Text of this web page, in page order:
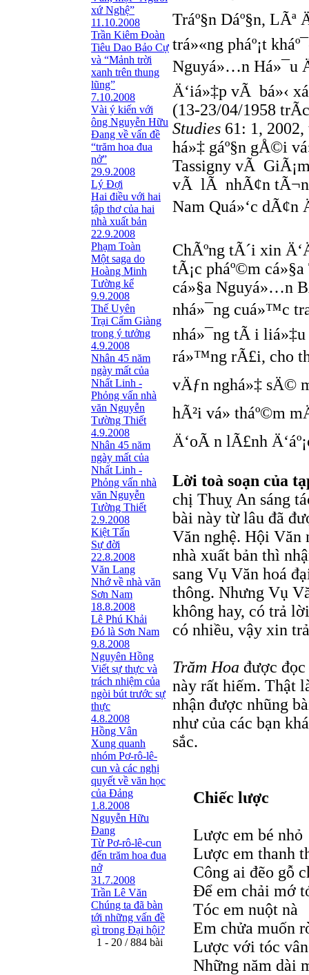
xứ Nghệ”
11.10.2008
Trần Kiêm Đoàn
Tiêu Dao Bảo Cự
và “Mảnh trời
xanh trên thung
lũng”
7.10.2008
Vài ý kiến với
ông Nguyễn Hữu
Đang về vấn đề
“trăm hoa đua
nở”
29.9.2008
Lý Đợi
Hai điều với hai
tập thơ của hai
nhà xuất bản
22.9.2008
Phạm Toàn
Một saga do
Hoàng Minh
Tường kể
9.9.2008
Thế Uyên
Trại Cẩm Giàng
trong ý tưởng
4.9.2008
Nhân 45 năm
ngày mất của
Nhất Linh -
Phỏng vấn nhà
văn Nguyễn
Tường Thiết
4.9.2008
Nhân 45 năm
ngày mất của
Nhất Linh -
Phỏng vấn nhà
văn Nguyễn
Tường Thiết
2.9.2008
Kiệt Tấn
Sự đời
22.8.2008
Văn Lang
Nhớ về nhà văn
Sơn Nam
18.8.2008
Lê Phú Khải
Đó là Sơn Nam
9.8.2008
Nguyên Hồng
Viết sự thực và
trách nhiệm của
ngòi bút trước sự
thực
4.8.2008
Hồng Vân
Xung quanh
nhóm Pơ-rô-lê-
cun và các nghị
quyết về văn học
của Đảng
1.8.2008
Nguyễn Hữu
Đang
Từ Pơ-rô-lê-cun
đến trăm hoa đua
nở
31.7.2008
Trần Lê Văn
Chúng ta đã bàn
tới những vấn đề
gì trong Đại hội?
1 - 20 / 884 bài
Tráº§n Dáº§n, LÃª
trá»«ng pháº¡t
Nguyá»…n Há»¯u
Ä‘iá»‡p vÃ bá»‹
(13-23/04/1958
Studies 61: 1,
há»‡ gáº§n gÅ©i
Tassigny vÃ
vÃ lÃ nhÃ¢n
Nam Quá»‘c dÃ¢n
ChÃºng tÃ´i xin
tÃ¡c pháº©m
cá»§a Nguyá»…n
nhá»¯ng cuá»™c
nhá»¯ng tÃ i liá»‡u
rá»™ng rÃ£i, cho
vÄƒn nghá»‡ sÄ©
hÃ²i vá» tháº©m
Ä‘oÃ n lÃ£nh
Lời toà soạn của
chị Thuỵ An sáng
bài này từ lâu đã
Văn nghệ. Hội Văn
nhà xuất bản thì
sang Vụ Văn hoá
thông. Nhưng Vụ
không hay, có trả
có nhiều, vậy xin
Trăm Hoa được
này rất hiếm. Thật
nhận được nhũng
như của các bạn
sắc.
Chiếc lược
Lược em bé nhỏ
Lược em thanh
Công ai đẽo gỗ
Để em chải mớ
Tóc em nuột nà
Em chửa muốn
Lược với tóc
Những năm dài